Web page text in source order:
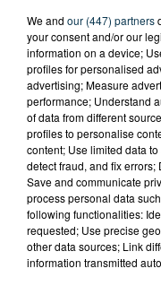
SAINT-ETIENNE :
UNE CHUTE DU
We and our (447) partners
your consent and/or our
information on a device;
profiles for personalised
advertising; Measure
performance; Understand
of data from different
profiles to personalise
content; Use limited data
detect fraud, and fix
Save and communicate
process personal data
following functionalities:
requested; Use precise
other data sources; Link
information transmitted